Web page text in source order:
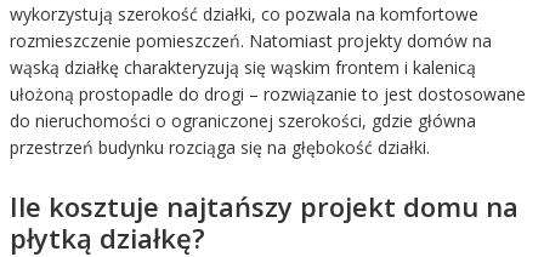
wykorzystują szerokość działki, co pozwala na komfortowe
rozmieszczenie pomieszczeń. Natomiast projekty domów na
wąską działkę charakteryzują się wąskim frontem i kalenicą
ułożoną prostopadle do drogi – rozwiązanie to jest dostosowane
do nieruchomości o ograniczonej szerokości, gdzie główna
przestrzeń budynku rozciąga się na głębokość działki.
Ile kosztuje najtańszy projekt domu na
płytką działkę?